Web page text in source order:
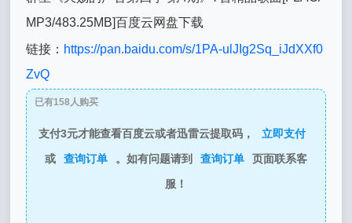
MP3/483.25MB]百度云网盘下载
链接： https://pan.baidu.com/s/1PA-ulJIg2Sq_iJdXXf0
ZvQ
已有158人购买
支付3元才能查看百度云或者迅雷云提取码，
立即支付
或
查询订单 。如有问题请到 查询订单
页面联系客
服！